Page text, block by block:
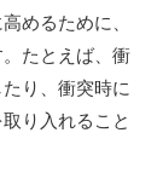
めるために、
たとえば、衝
り、衝突時に
り入れること